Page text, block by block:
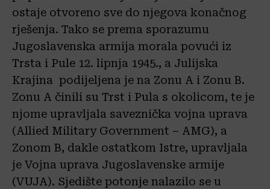
ostaje otvoreno sve do njegova konačnog
rješenja. Tako se prema sporazumu
Jugoslavenska armija morala povući iz
Trsta i Pule 12. lipnja 1945., a Julijska
Krajina podijeljena je na Zonu A i Zonu B.
Zonu A činili su Trst i Pula s okolicom, te je
njome upravljala saveznička vojna uprava
(Allied Military Government – AMG), a
Zonom B, dakle ostatkom Istre, upravljala
je Vojna uprava Jugoslavenske armije
(VUJA). Sjedište potonje nalazilo se u